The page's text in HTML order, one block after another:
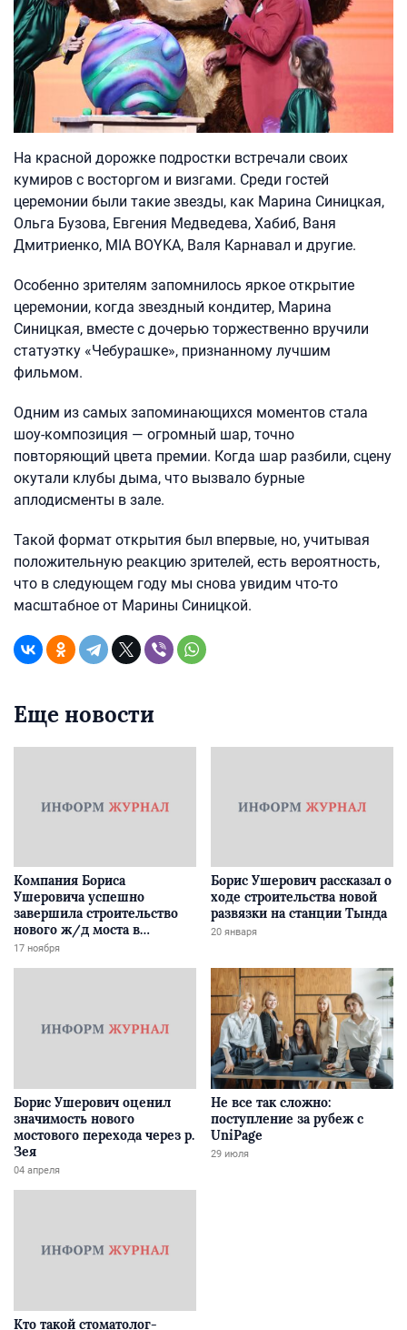
На красной дорожке подростки встречали своих
кумиров с восторгом и визгами. Среди гостей
церемонии были такие звезды, как Марина Синицкая,
Ольга Бузова, Евгения Медведева, Хабиб, Ваня
Дмитриенко, MIA BOYKA, Валя Карнавал и другие.
Особенно зрителям запомнилось яркое открытие
церемонии, когда звездный кондитер, Марина
Синицкая, вместе с дочерью торжественно вручили
статуэтку «Чебурашке», признанному лучшим
фильмом.
Одним из самых запоминающихся моментов стала
шоу-композиция — огромный шар, точно
повторяющий цвета премии. Когда шар разбили, сцену
окутали клубы дыма, что вызвало бурные
аплодисменты в зале.
Такой формат открытия был впервые, но, учитывая
положительную реакцию зрителей, есть вероятность,
что в следующем году мы снова увидим что-то
масштабное от Марины Синицкой.
Еще новости
Компания Бориса
Ушеровича успешно
завершила строительство
нового ж/д моста в
Забайкалье
17 ноября
Борис Ушерович рассказал о
ходе строительства новой
развязки на станции Тында
20 января
Борис Ушерович оценил
значимость нового
мостового перехода через р.
Зея
04 апреля
Не все так сложно:
поступление за рубеж с
UniPage
29 июля
Кто такой стоматолог-